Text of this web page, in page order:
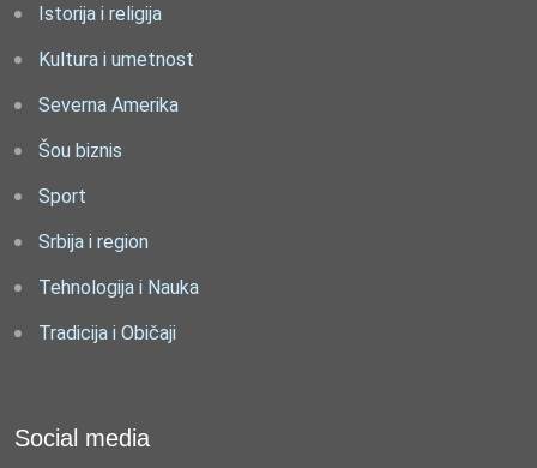
Istorija i religija
Kultura i umetnost
Severna Amerika
Šou biznis
Sport
Srbija i region
Tehnologija i Nauka
Tradicija i Običaji
Social media